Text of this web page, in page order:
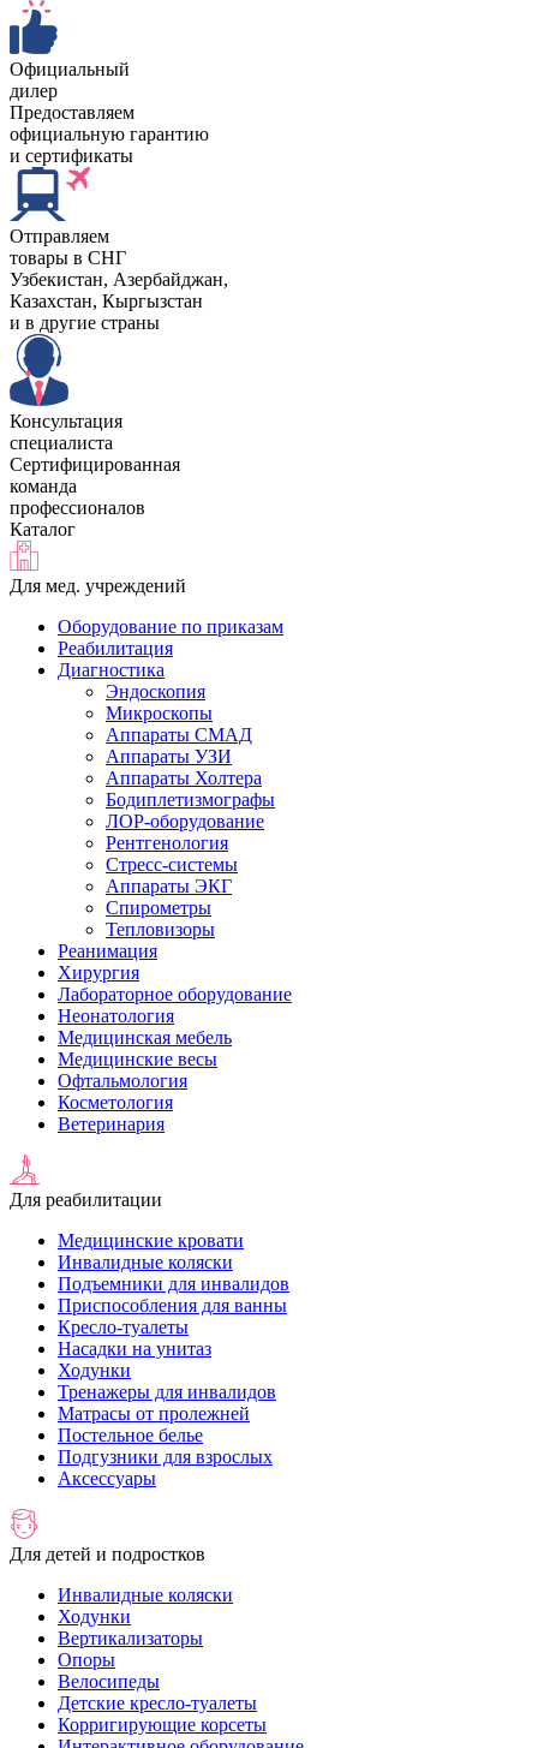
Официальный
дилер
Предоставляем
официальную гарантию
и сертификаты
Отправляем
товары в СНГ
Узбекистан, Aзербайджан,
Казахстан, Кыргызстан
и в другие страны
Консультация
специалиста
Сертифицированная
команда
профессионалов
Каталог
Для мед. учреждений
Оборудование по приказам
Реабилитация
Диагностика
Эндоскопия
Микроскопы
Аппараты СМАД
Аппараты УЗИ
Аппараты Холтера
Бодиплетизмографы
ЛОР-оборудование
Рентгенология
Стресс-системы
Аппараты ЭКГ
Спирометры
Тепловизоры
Реанимация
Хирургия
Лабораторное оборудование
Неонатология
Медицинская мебель
Медицинские весы
Офтальмология
Косметология
Ветеринария
Для реабилитации
Медицинские кровати
Инвалидные коляски
Подъемники для инвалидов
Приспособления для ванны
Кресло-туалеты
Насадки на унитаз
Ходунки
Тренажеры для инвалидов
Матрасы от пролежней
Постельное белье
Подгузники для взрослых
Аксессуары
Для детей и подростков
Инвалидные коляски
Ходунки
Вертикализаторы
Опоры
Велосипеды
Детские кресло-туалеты
Корригирующие корсеты